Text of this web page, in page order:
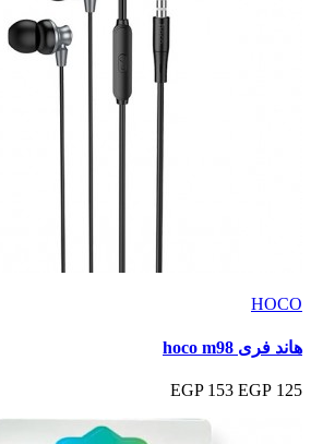
HOCO
هاند فرى hoco m98
125 EGP
153 EGP